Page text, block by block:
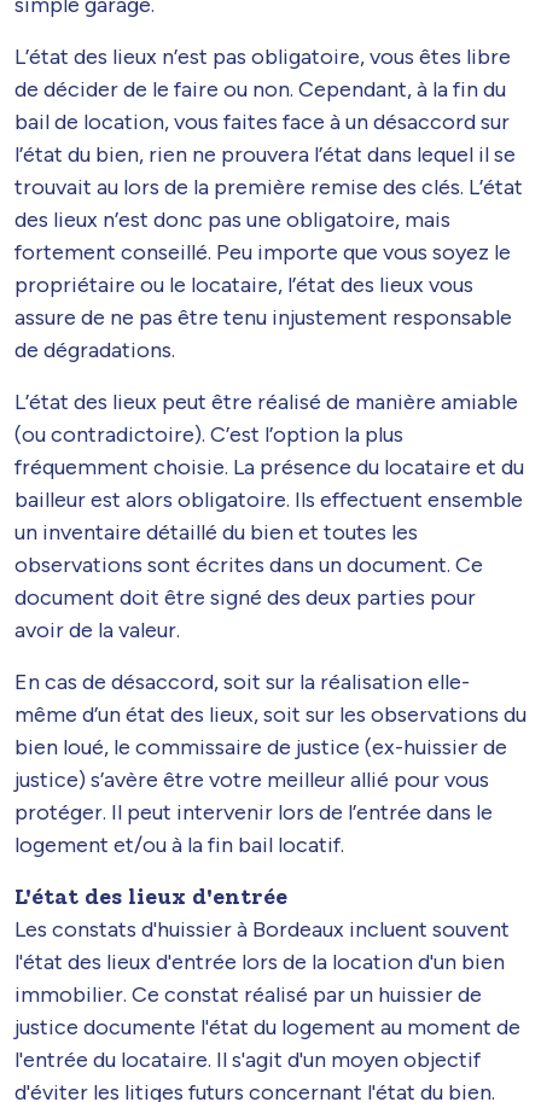
L’état des lieux n’est pas obligatoire, vous êtes libre
de décider de le faire ou non. Cependant, à la fin du
bail de location, vous faites face à un désaccord sur
l’état du bien, rien ne prouvera l’état dans lequel il se
trouvait au lors de la première remise des clés. L’état
des lieux n’est donc pas une obligatoire, mais
fortement conseillé. Peu importe que vous soyez le
propriétaire ou le locataire, l’état des lieux vous
assure de ne pas être tenu injustement responsable
de dégradations.
L’état des lieux peut être réalisé de manière amiable
(ou contradictoire). C’est l’option la plus
fréquemment choisie. La présence du locataire et du
bailleur est alors obligatoire. Ils effectuent ensemble
un inventaire détaillé du bien et toutes les
observations sont écrites dans un document. Ce
document doit être signé des deux parties pour
avoir de la valeur.
En cas de désaccord, soit sur la réalisation elle-
même d’un état des lieux, soit sur les observations du
bien loué, le commissaire de justice (ex-huissier de
justice) s’avère être votre meilleur allié pour vous
protéger. Il peut intervenir lors de l’entrée dans le
logement et/ou à la fin bail locatif.
L'état des lieux d'entrée
Les constats d'huissier à Bordeaux incluent souvent
l'état des lieux d'entrée lors de la location d'un bien
immobilier. Ce constat réalisé par un huissier de
justice documente l'état du logement au moment de
l'entrée du locataire. Il s'agit d'un moyen objectif
d'éviter les litiges futurs concernant l'état du bien.